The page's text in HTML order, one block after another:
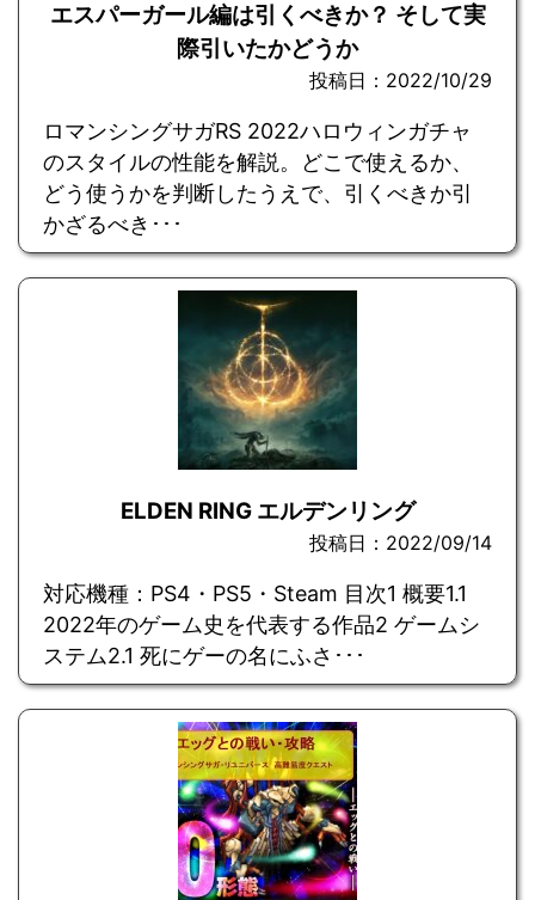
エスパーガール編は引くべきか？ そして実
際引いたかどうか
投稿日：2022/10/29
ロマンシングサガRS 2022ハロウィンガチャ
のスタイルの性能を解説。どこで使えるか、
どう使うかを判断したうえで、引くべきか引
かざるべき･･･
ELDEN RING エルデンリング
投稿日：2022/09/14
対応機種：PS4・PS5・Steam 目次1 概要1.1
2022年のゲーム史を代表する作品2 ゲームシ
ステム2.1 死にゲーの名にふさ･･･